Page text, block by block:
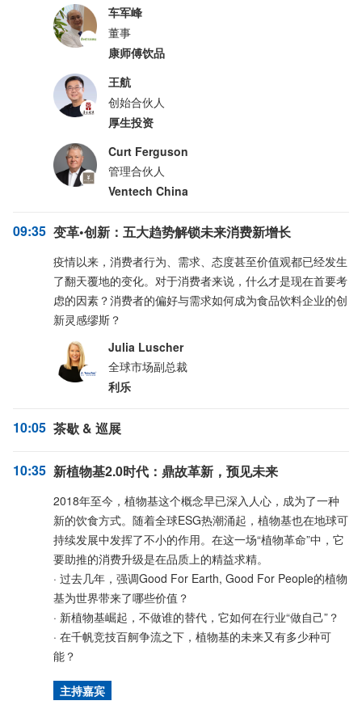
车军峰
董事
康师傅饮品
王航
创始合伙人
厚生投资
Curt Ferguson
管理合伙人
Ventech China
09:35 变革•创新：五大趋势解锁未来消费新增长
疫情以来，消费者行为、需求、态度甚至价值观都已经发生
了翻天覆地的变化。对于消费者来说，什么才是现在首要考
虑的因素？消费者的偏好与需求如何成为食品饮料企业的创
新灵感缪斯？
Julia Luscher
全球市场副总裁
利乐
10:05 茶歇 & 巡展
10:35 新植物基2.0时代：鼎故革新，预见未来
2018年至今，植物基这个概念早已深入人心，成为了一种
新的饮食方式。随着全球ESG热潮涌起，植物基也在地球可
持续发展中发挥了不小的作用。在这一场“植物革命”中，它
要助推的消费升级是在品质上的精益求精。
· 过去几年，强调Good For Earth, Good For People的植物
基为世界带来了哪些价值？
· 新植物基崛起，不做谁的替代，它如何在行业“做自己”？
· 在千帆竞技百舸争流之下，植物基的未来又有多少种可
能？
主持嘉宾